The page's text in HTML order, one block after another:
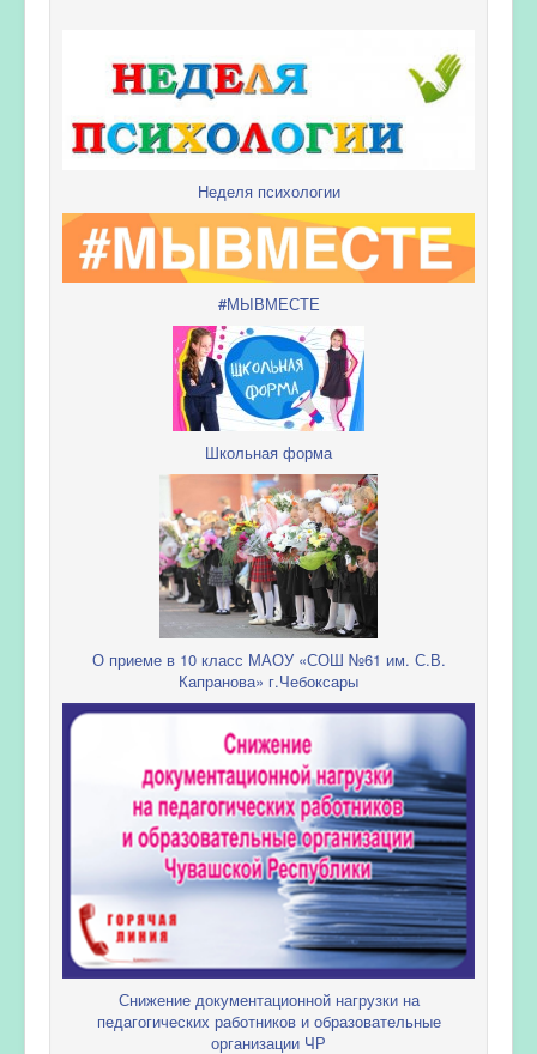
Неделя психологии
#МЫВМЕСТЕ
Школьная форма
О приеме в 10 класс МАОУ «СОШ №61 им. С.В.
Капранова» г.Чебоксары
Снижение документационной нагрузки на
педагогических работников и образовательные
организации ЧР